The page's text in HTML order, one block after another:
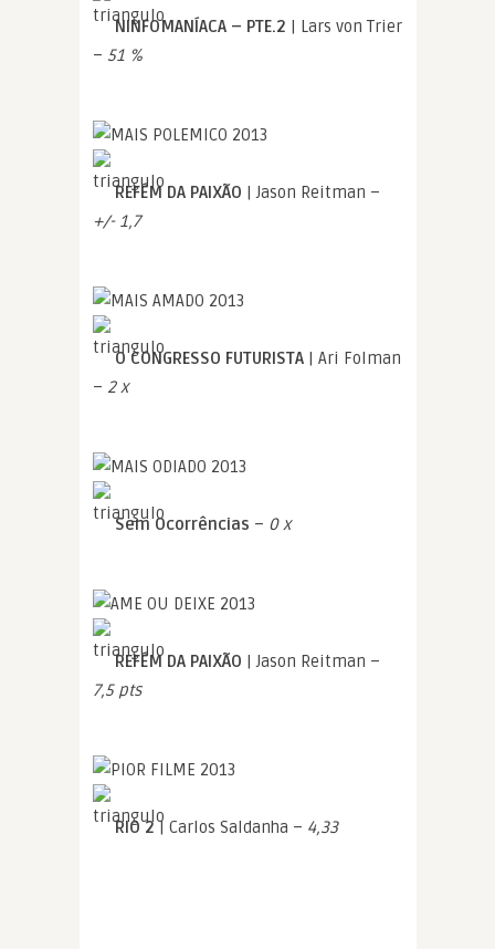
NINFOMANÍACA – PTE.2 | Lars von Trier
– 51 %
REFÉM DA PAIXÃO | Jason Reitman –
+/- 1,7
O CONGRESSO FUTURISTA | Ari Folman
– 2 x
Sem Ocorrências – 0 x
REFÉM DA PAIXÃO | Jason Reitman –
7,5 pts
RIO 2| Carlos Saldanha – 4,33